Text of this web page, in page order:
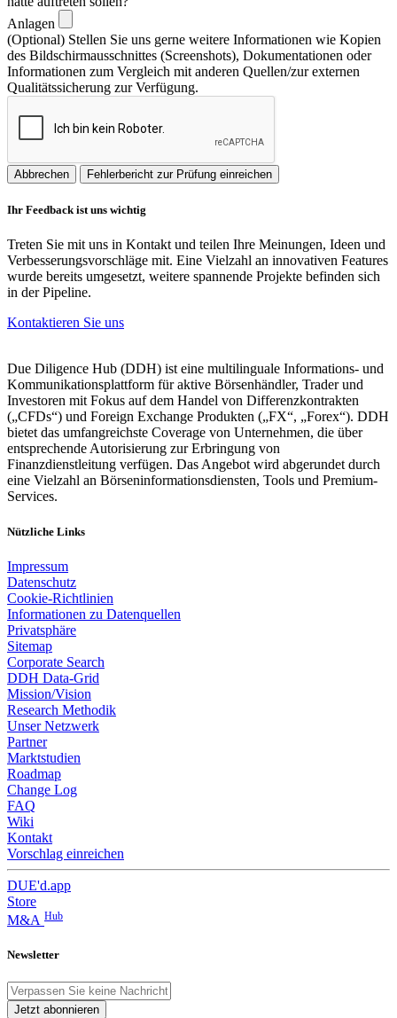
Anlagen
(Optional) Stellen Sie uns gerne weitere Informationen wie Kopien
des Bildschirmausschnittes (Screenshots), Dokumentationen oder
Informationen zum Vergleich mit anderen Quellen/zur externen
Qualitätssicherung zur Verfügung.
Abbrechen Fehlerbericht zur Prüfung einreichen
Ihr Feedback ist uns wichtig
Treten Sie mit uns in Kontakt und teilen Ihre Meinungen, Ideen und
Verbesserungsvorschläge mit. Eine Vielzahl an innovativen Features
wurde bereits umgesetzt, weitere spannende Projekte befinden sich
in der Pipeline.
Kontaktieren Sie uns
Due Diligence Hub (DDH) ist eine multilinguale Informations- und
Kommunikationsplattform für aktive Börsenhändler, Trader und
Investoren mit Fokus auf dem Handel von Differenzkontrakten
(„CFDs“) und Foreign Exchange Produkten („FX“, „Forex“). DDH
bietet das umfangreichste Coverage von Unternehmen, die über
entsprechende Autorisierung zur Erbringung von
Finanzdienstleitung verfügen. Das Angebot wird abgerundet durch
eine Vielzahl an Börseninformationsdiensten, Tools und Premium-
Services.
Nützliche Links
Impressum
Datenschutz
Cookie-Richtlinien
Informationen zu Datenquellen
Privatsphäre
Sitemap
Corporate Search
DDH Data-Grid
Mission/Vision
Research Methodik
Unser Netzwerk
Partner
Marktstudien
Roadmap
Change Log
FAQ
Wiki
Kontakt
Vorschlag einreichen
DUE'd.app
Store
M&A Hub
Newsletter
Jetzt abonnieren